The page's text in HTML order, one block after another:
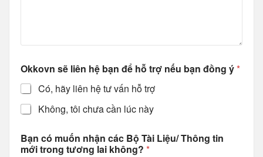
i
ệ
n
Okkovn sẽ liên hệ bạn để hỗ trợ nếu bạn đồng ý*
Có, hãy liên hệ tư vấn hỗ trợ
Không, tôi chưa cần lúc này
Bạn có muốn nhận các Bộ Tài Liệu/ Thông tin
mới trong tương lai không? *